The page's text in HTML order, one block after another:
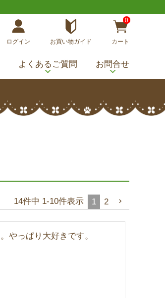
ログイン お買い物ガイド
0
カート
よくあるご質問 お問合せ
14件中 1-10件表示 1 2
やっぱり大好きです。